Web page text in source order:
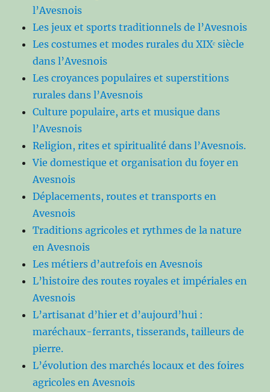
l’Avesnois
Les jeux et sports traditionnels de l’Avesnois
Les costumes et modes rurales du XIXᵉ siècle
dans l’Avesnois
Les croyances populaires et superstitions
rurales dans l’Avesnois
Culture populaire, arts et musique dans
l’Avesnois
Religion, rites et spiritualité dans l’Avesnois.
Vie domestique et organisation du foyer en
Avesnois
Déplacements, routes et transports en
Avesnois
Traditions agricoles et rythmes de la nature
en Avesnois
Les métiers d’autrefois en Avesnois
L’histoire des routes royales et impériales en
Avesnois
L’artisanat d’hier et d’aujourd’hui :
maréchaux-ferrants, tisserands, tailleurs de
pierre.
L’évolution des marchés locaux et des foires
agricoles en Avesnois